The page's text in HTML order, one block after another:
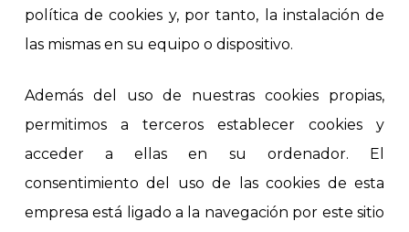
política de cookies y, por tanto, la instalación de
las mismas en su equipo o dispositivo.
Además del uso de nuestras cookies propias,
permitimos a terceros establecer cookies y
acceder a ellas en su ordenador. El
consentimiento del uso de las cookies de esta
empresa está ligado a la navegación por este sitio